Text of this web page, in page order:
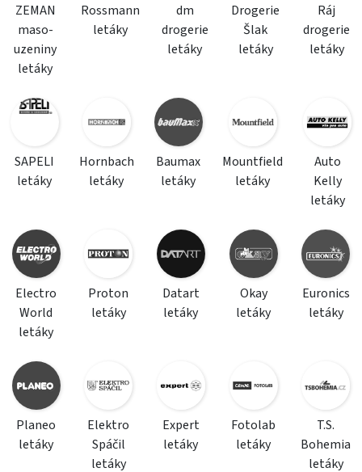
ZEMAN
maso-
uzeniny
letáky
Rossmann
letáky
dm
drogerie
letáky
Drogerie
Šlak
letáky
Ráj
drogerie
letáky
SAPELI
letáky
Hornbach
letáky
Baumax
letáky
Mountfield
letáky
Auto
Kelly
letáky
Electro
World
letáky
Proton
letáky
Datart
letáky
Okay
letáky
Euronics
letáky
Planeo
letáky
Elektro
Spáčil
letáky
Expert
letáky
Fotolab
letáky
T.S.
Bohemia
letáky